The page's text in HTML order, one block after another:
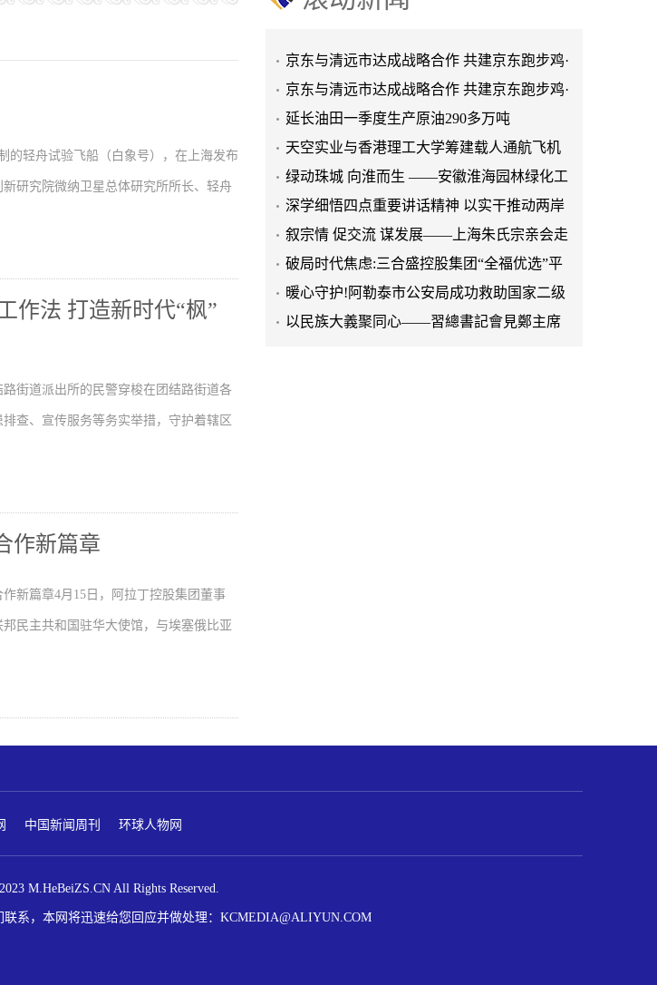
的轻舟试验飞船（白象号），在上海发布
研究院微纳卫星总体研究所所长、轻舟
作法 打造新时代“枫”
街道派出所的民警穿梭在团结路街道各
查、宣传服务等务实举措，守护着辖区
作新篇章
新篇章4月15日，阿拉丁控股集团董事
民主共和国驻华大使馆，与埃塞俄比亚
保护动物黑鸢
以民族大義聚同心——習總書記會見鄭主席
清远鸡标准体系
京东与清远市达成战略合作 共建京东跑步鸡·
清远鸡标准体系
延长油田一季度生产原油290多万吨
天空实业与香港理工大学筹建载人通航飞机
研究院
绿动珠城 向淮而生 ——安徽淮海园林绿化工
程有限公司发展纪实
深学细悟四点重要讲话精神 以实干推动两岸
融合发展
叙宗情 促交流 谋发展——上海朱氏宗亲会走
进上海晨烨家具有限公司
破局时代焦虑:三合盛控股集团“全福优选”平
台正式启航
暖心守护!阿勒泰市公安局成功救助国家二级
保护动物黑鸢
以民族大義聚同心——習總書記會見鄭主席
提出兩岸關系四點重要意見
京东与清远市达成战略合作 共建京东跑步鸡·
中国新闻周刊 环球人物网
M.HeBeiZS.CN All Rights Reserved.
系，本网将迅速给您回应并做处理：KCMEDIA@ALIYUN.COM